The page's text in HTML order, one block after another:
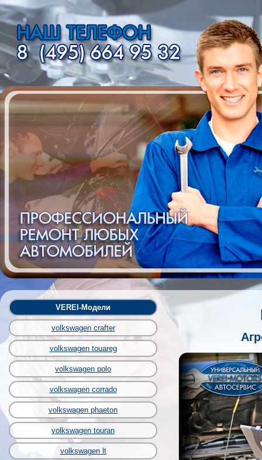
VEREI-Модели
volkswagen crafter
volkswagen touareg
volkswagen polo
volkswagen corrado
volkswagen phaeton
volkswagen touran
volkswagen lt